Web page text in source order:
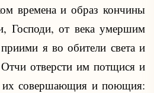
времена и образ кончины
Господи, от века умершим
я во обители света и
отверсти им потщися и
совершающия и поющия: